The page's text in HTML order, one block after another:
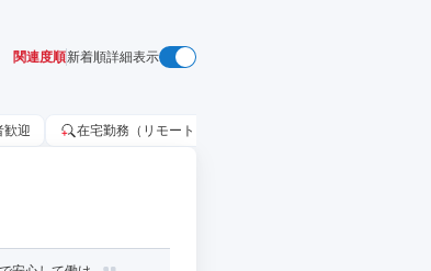
関連度順新着順詳細表示
歓迎 在宅勤務（リモートワーク）OK